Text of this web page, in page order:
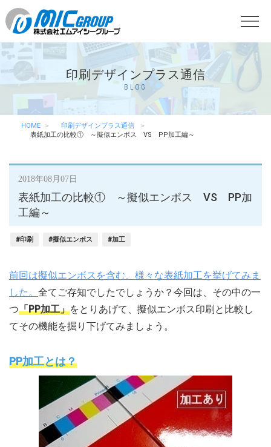
印刷デザインプラス通信
BLOG
HOME
印刷デザインプラス通信
表紙加工の比較① ～擬似エンボス VS PP加工編～
2018年08月07日
表紙加工の比較① ～擬似エンボス VS PP加
工編～
#印刷 #擬似エンボス #加工
前回は擬似エンボスを含む、様々な表紙加工を挙げてみま
した。 全てご存知でしたでしょうか？今回は、その中の一
つ「PP加工」をとりあげて、擬似エンボス印刷と比較し
てその機能を掘り下げてみましょう。
PP加工とは？